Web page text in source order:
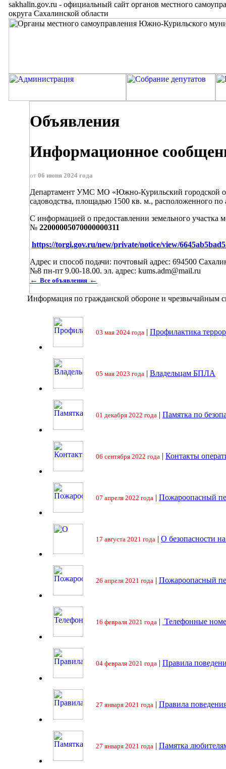
sakhalin.gov.ru - официальный сайт органов местного
округа Сахалинской области
Объявления
Информационное
от 06 июня 2024 года
Департамент УМС МО «Южно-Курильский городской
садоводства, площадью 1500 кв. м., расположенного
С информацией о предоставлении земельного участка
№ 22000005070000000311
https://torgi.gov.ru/new/private/notice/view/
Адрес и способ подачи: почтовый адрес: 694500
№8 пн-пт 9.00-18.00. эл. адрес: kums.adm@mail.ru
← Все объявления ←
Информация по гражданской обороне и чрезвычайным
03 мая 2024 года | Профилактика
05 мая 2023 года | Владельцам БПЛА
01 декабря 2022 года | Памятка по
06 сентября 2022 года | Контакты
07 апреля 2022 года | Пожароопасный
17 августа 2021 года | О безопасности
26 апреля 2021 года | Пожароопасный
16 февраля 2021 года | Телефонные
04 февраля 2021 года | Правила
27 января 2021 года | Правила
27 января 2021 года | Памятка